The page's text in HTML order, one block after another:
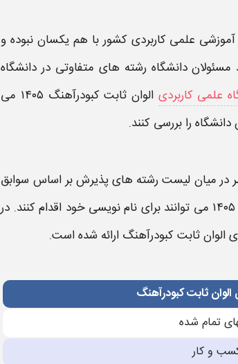
علمی کاربردی کشور با هم یکسان نبوده و
مسئولاندانشگاه رشته های متفاوتی در دانشگاه
علمی کاربردی الوان ثابت کبودرآهنگ ۱۴۰۵
می
دانشگاه را بررسی کنند.
در میان لیست رشته هایپذیرش بر اساس سوابق
می توانند برای نام نویسی خود اقدام کنند. در
الوان ثابت کبودرآهنگ ارائه شده است.
ثابت کبودرآهنگ
تمام شده
و کار